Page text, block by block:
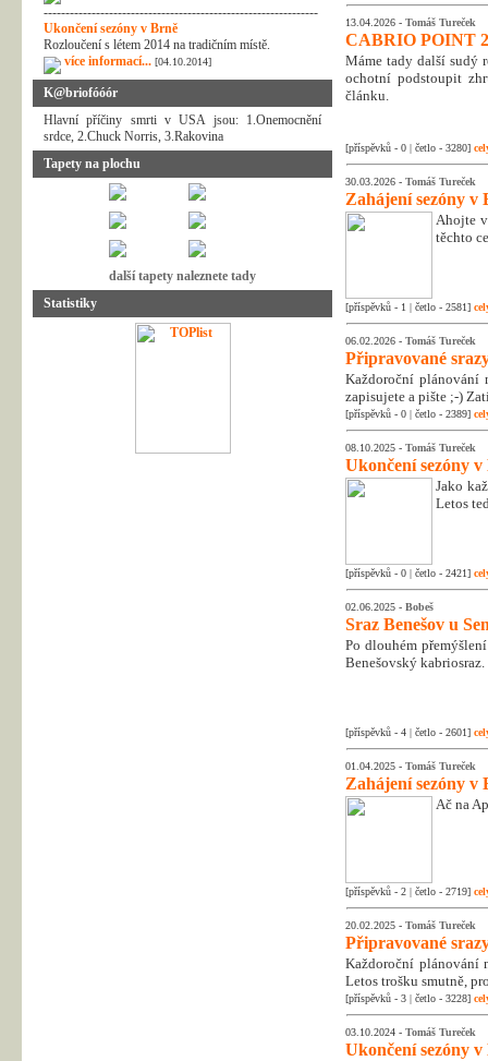
---------------------------------------------------------------
Ukončení sezóny v Brně
Rozloučení s létem 2014 na tradičním místě.
více informací... [04.10.2014]
K@briofóóór
Hlavní příčiny smrti v USA jsou: 1.Onemocnění
srdce, 2.Chuck Norris, 3.Rakovina
Tapety na plochu
další tapety naleznete tady
Statistiky
13.04.2026 - Tomáš Tureček
CABRIO POINT
Máme tady další sudý
ochotní podstoupit
článku.
[příspěvků - 0 | četlo - 3280]
30.03.2026 - Tomáš Tureček
Zahájení sezóny v
Ahojte
těchto
[příspěvků - 1 | četlo - 2581]
06.02.2026 - Tomáš Tureček
Připravované
Každoroční plánování
zapisujete a pište ;-)
[příspěvků - 0 | četlo - 2389]
08.10.2025 - Tomáš Tureček
Ukončení sezóny v
Jako
Letos
[příspěvků - 0 | četlo - 2421]
02.06.2025 - Bobeš
Sraz Benešov u
Po dlouhém
Benešovský kabriosraz.
[příspěvků - 4 | četlo - 2601]
01.04.2025 - Tomáš Tureček
Zahájení sezóny v
Ač na
[příspěvků - 2 | četlo - 2719]
20.02.2025 - Tomáš Tureček
Připravované
Každoroční plánování
Letos trošku smutně,
[příspěvků - 3 | četlo - 3228]
03.10.2024 - Tomáš Tureček
Ukončení sezóny v